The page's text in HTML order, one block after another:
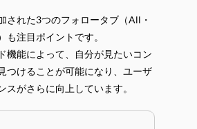
された3つのフォロータブ（All・
も注目ポイントです。
機能によって、自分が見たいコン
つけることが可能になり、ユーザ
スがさらに向上しています。